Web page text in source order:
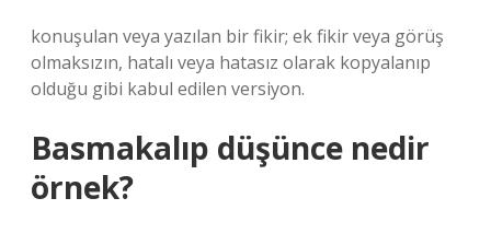
konuşulan veya yazılan bir fikir; ek fikir veya görüş
olmaksızın, hatalı veya hatasız olarak kopyalanıp
olduğu gibi kabul edilen versiyon.
Basmakalıp düşünce nedir
örnek?